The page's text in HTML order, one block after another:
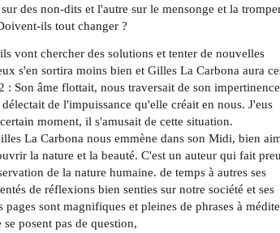
des non-dits et l'autre sur le mensonge et la
ils tout changer ?
vont chercher des solutions et tenter de nouvelles
s'en sortira moins bien et Gilles La Carbona aura
: Son âme flottait, nous traversait de son
de l'impuissance qu'elle créait en nous. J'eus
moment, il s'amusait de cette situation.
La Carbona nous emmène dans son Midi, bien
la nature et la beauté. C'est un auteur qui fait
de la nature humaine. de temps à autres ses
de réflexions bien senties sur notre société et ses
pages sont magnifiques et pleines de phrases à
posent pas de question,